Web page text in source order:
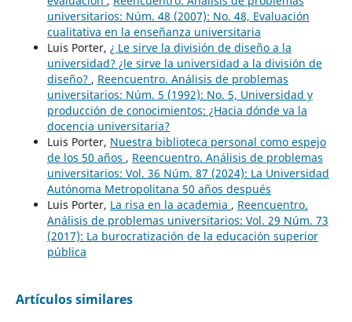
universitarios: Núm. 48 (2007): No. 48, Evaluación
cualitativa en la enseñanza universitaria
Luis Porter, ¿ Le sirve la división de diseño a la
universidad? ¿le sirve la universidad a la división de
diseño? , Reencuentro. Análisis de problemas
universitarios: Núm. 5 (1992): No. 5, Universidad y
producción de conocimientos: ¿Hacia dónde va la
docencia universitaria?
Luis Porter, Nuestra biblioteca personal como espejo
de los 50 años , Reencuentro. Análisis de problemas
universitarios: Vol. 36 Núm. 87 (2024): La Universidad
Autónoma Metropolitana 50 años después
Luis Porter, La risa en la academia , Reencuentro.
Análisis de problemas universitarios: Vol. 29 Núm. 73
(2017): La burocratización de la educación superior
pública
Artículos similares